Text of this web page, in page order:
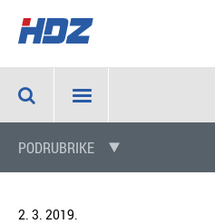
PODRUBRIKE
2. 3. 2019.